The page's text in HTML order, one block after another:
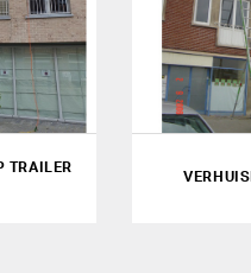
TRAILER